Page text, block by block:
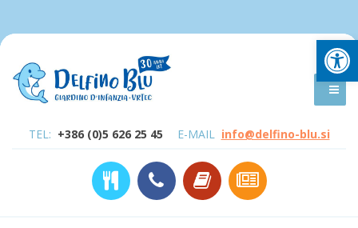
TEL: +386 (0)5 626 25 45 E-MAIL info@delfino-blu.si